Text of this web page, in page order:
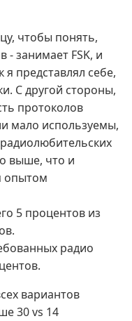
чтобы понять,
- занимает FSK, и
я представлял себе,
С другой стороны,
протоколов
мало используемы,
выше, что и
опытом
5 процентов из
радио
вариантов
30 vs 14